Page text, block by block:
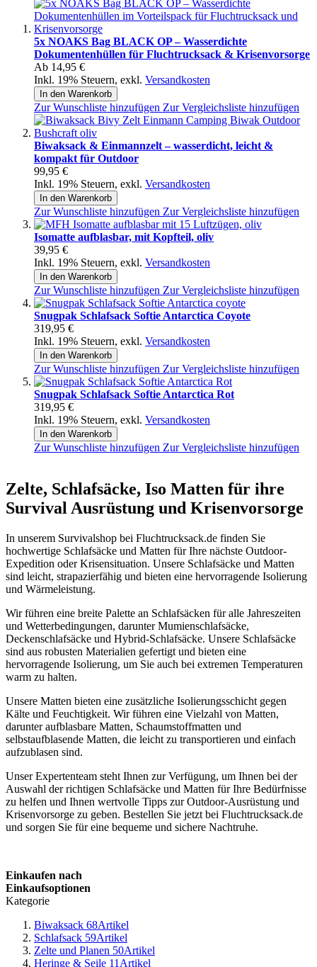
5x NOAKS Bag BLACK OP – Wasserdichte
Dokumentenhüllen für Fluchtrucksack & Krisenvorsorge
Ab 14,95 €
Inkl. 19% Steuern, exkl. Versandkosten
In den Warenkorb
Zur Wunschliste hinzufügen Zur Vergleichsliste hinzufügen
Biwaksack & Einmannzelt – wasserdicht, leicht &
kompakt für Outdoor
99,95 €
Inkl. 19% Steuern, exkl. Versandkosten
In den Warenkorb
Zur Wunschliste hinzufügen Zur Vergleichsliste hinzufügen
Isomatte aufblasbar, mit Kopfteil, oliv
39,95 €
Inkl. 19% Steuern, exkl. Versandkosten
In den Warenkorb
Zur Wunschliste hinzufügen Zur Vergleichsliste hinzufügen
Snugpak Schlafsack Softie Antarctica Coyote
319,95 €
Inkl. 19% Steuern, exkl. Versandkosten
In den Warenkorb
Zur Wunschliste hinzufügen Zur Vergleichsliste hinzufügen
Snugpak Schlafsack Softie Antarctica Rot
319,95 €
Inkl. 19% Steuern, exkl. Versandkosten
In den Warenkorb
Zur Wunschliste hinzufügen Zur Vergleichsliste hinzufügen
Zelte, Schlafsäcke, Iso Matten für ihre
Survival Ausrüstung und Krisenvorsorge
In unserem Survivalshop bei Fluchtrucksack.de finden Sie
hochwertige Schlafsäcke und Matten für Ihre nächste Outdoor-
Expedition oder Krisensituation. Unsere Schlafsäcke und Matten
sind leicht, strapazierfähig und bieten eine hervorragende Isolierung
und Wärmeleistung.
Wir führen eine breite Palette an Schlafsäcken für alle Jahreszeiten
und Wetterbedingungen, darunter Mumienschlafsäcke,
Deckenschlafsäcke und Hybrid-Schlafsäcke. Unsere Schlafsäcke
sind aus robusten Materialien gefertigt und bieten eine
hervorragende Isolierung, um Sie auch bei extremen Temperaturen
warm zu halten.
Unsere Matten bieten eine zusätzliche Isolierungsschicht gegen
Kälte und Feuchtigkeit. Wir führen eine Vielzahl von Matten,
darunter aufblasbare Matten, Schaumstoffmatten und
selbstaufblasende Matten, die leicht zu transportieren und einfach
aufzublasen sind.
Unser Expertenteam steht Ihnen zur Verfügung, um Ihnen bei der
Auswahl der richtigen Schlafsäcke und Matten für Ihre Bedürfnisse
zu helfen und Ihnen wertvolle Tipps zur Outdoor-Ausrüstung und
Krisenvorsorge zu geben. Bestellen Sie jetzt bei Fluchtrucksack.de
und sorgen Sie für eine bequeme und sichere Nachtruhe.
Einkaufen nach
Einkaufsoptionen
Kategorie
Biwaksack 68Artikel
Schlafsack 59Artikel
Zelte und Planen 50Artikel
Heringe & Seile 11 Artikel